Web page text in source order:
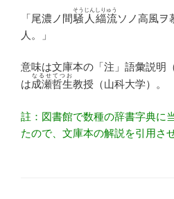
「尾濃ノ間騒人緇流
そうじんしりゅう
ソノ高風ヲ
人。」
意味は文庫本の「注」語彙説明
は成瀬哲生
なるせてつお
教授（山科大学）。
註：図書館で数種の辞書字典に
たので、文庫本の解説を引用さ